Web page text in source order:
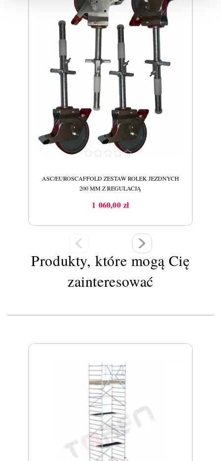
ASC/EUROSCAFFOLD ZESTAW ROLEK JEZDNYCH
200 MM Z REGULACJĄ
Cena
1 060,00 zł
Produkty, które mogą Cię
zainteresować